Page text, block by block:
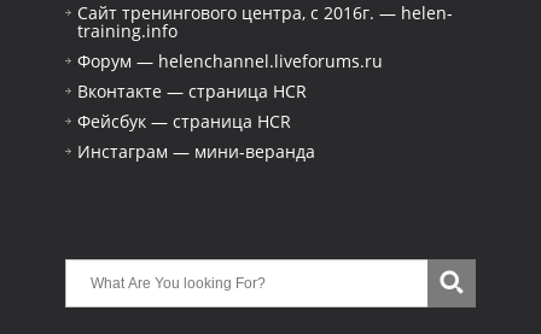
Сайт тренингового центра, с 2016г. — helen-
training.info
Форум — helenchannel.liveforums.ru
Вконтакте — страница HCR
Фейсбук — страница HCR
Инстаграм — мини-веранда